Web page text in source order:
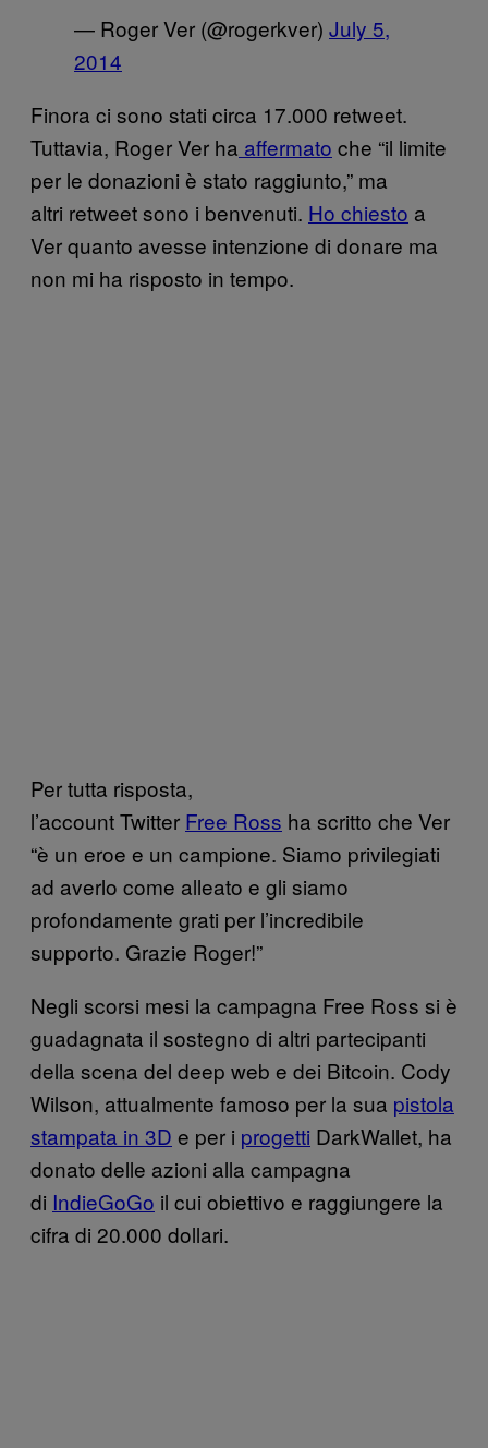
— Roger Ver (@rogerkver) July 5,
2014
Finora ci sono stati circa 17.000 retweet.
Tuttavia, Roger Ver ha affermato che “il limite
per le donazioni è stato raggiunto,” ma
altri retweet sono i benvenuti. Ho chiesto a
Ver quanto avesse intenzione di donare ma
non mi ha risposto in tempo.
Per tutta risposta,
l’account Twitter Free Ross ha scritto che Ver
“è un eroe e un campione. Siamo privilegiati
ad averlo come alleato e gli siamo
profondamente grati per l’incredibile
supporto. Grazie Roger!”
Negli scorsi mesi la campagna Free Ross si è
guadagnata il sostegno di altri partecipanti
della scena del deep web e dei Bitcoin. Cody
Wilson, attualmente famoso per la sua pistola
stampata in 3D e per i progetti DarkWallet, ha
donato delle azioni alla campagna
di IndieGoGo il cui obiettivo e raggiungere la
cifra di 20.000 dollari.